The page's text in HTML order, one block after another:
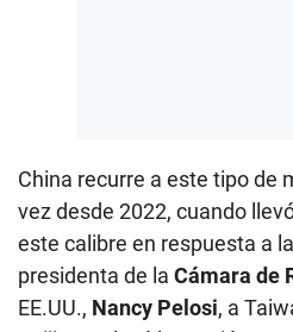
China recurre a este tipo de
vez desde 2022, cuando
este calibre en respuesta a
presidenta de la Cámara de
EE.UU., Nancy Pelosi, a